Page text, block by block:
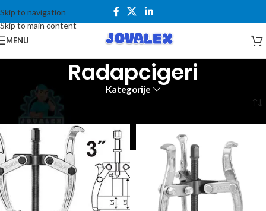
Skip to navigation
Skip to main content
MENU
Radapcigeri
Kategorije
Početna Alati i mašine